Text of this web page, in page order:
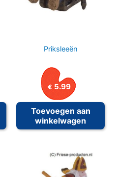
Priksleeën
€ 5.99
Toevoegen aan
winkelwagen